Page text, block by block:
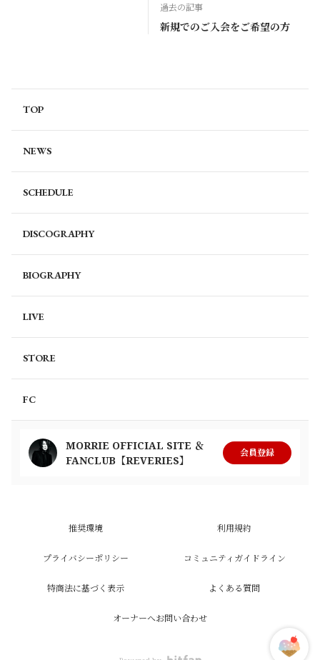
過去の記事
新規でのご入会をご希望の方
TOP
NEWS
SCHEDULE
DISCOGRAPHY
BIOGRAPHY
LIVE
STORE
FC
MORRIE OFFICIAL SITE ＆
FANCLUB【REVERIES】
会員登録
推奨環境 利用規約
プライバシーポリシー コミュニティガイドライン
特商法に基づく表示 よくある質問
オーナーへお問い合わせ